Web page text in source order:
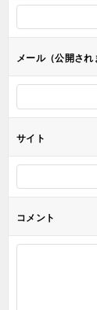
ン
メール（公開され
サイト
コメント